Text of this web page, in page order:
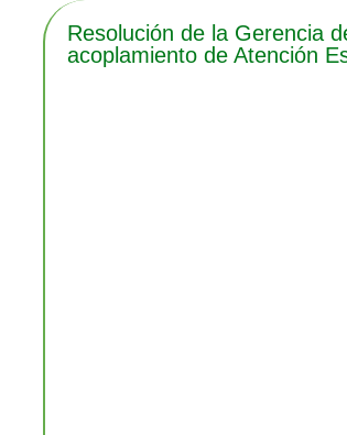
Resolución de la Gerencia
acoplamiento de Atención